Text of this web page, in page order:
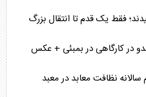
فقط یک قدم تا انتقال بزرگ
کارگاهی در بمبئی + عکس
نظافت معابد در معبد